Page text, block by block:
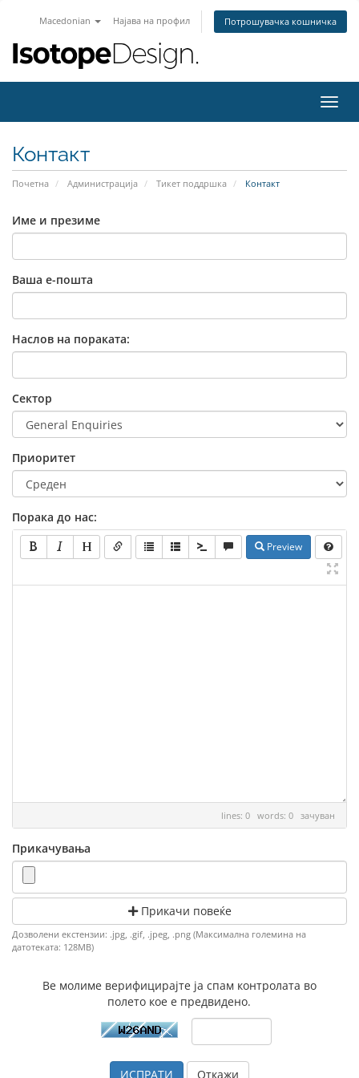
Macedonian Најава на профил Потрошувачка кошничка
ја
Контакт
Почетна Администрација Тикет поддршка Контакт
Име и презиме
Ваша е-пошта
Наслов на пораката:
Сектор
Приоритет
Порака до нас:
Preview
lines: 0 words: 0 зачуван
Прикачувања
Прикачи повеќе
Дозволени екстензии: .jpg, .gif, .jpeg, .png (Максимална големина на
датотеката: 128MB)
Ве молиме верифицирајте ја спам контролата во
полето кое е предвидено.
Откажи